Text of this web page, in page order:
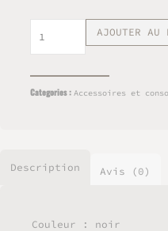
de
Tasse
expresso
AJOUTER AU
Categories :Accessoires et
Description Avis (0)
Couleur : noir